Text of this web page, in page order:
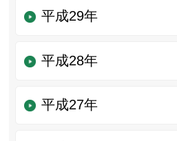
平成29年
平成28年
平成27年